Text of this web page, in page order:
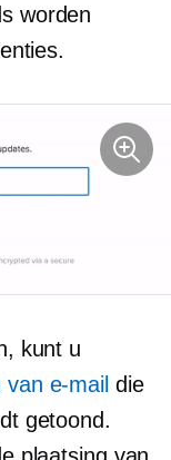
worden
kunt u
e-mail die
getoond.